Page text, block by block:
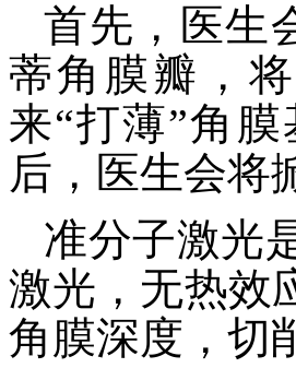
首先，医生
蒂角膜瓣，
来“打薄”角
后，医生会将
准分子激光
激光，无热效
角膜深度，切